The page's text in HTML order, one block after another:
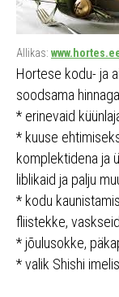
Allikas:
Hortese kodu- ja
soodsama
* erinevaid
* kuuse
komplektidena ja
liblikaid ja palju
* kodu
fliistekke,
* jõulusokke,
* valik Shishi